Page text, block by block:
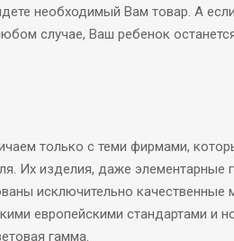
необходимый Вам товар. А если
случае, Ваш ребенок
только с теми фирмами,
Их изделия, даже элементарные
исключительно качественные
европейскими стандартами и
гамма.